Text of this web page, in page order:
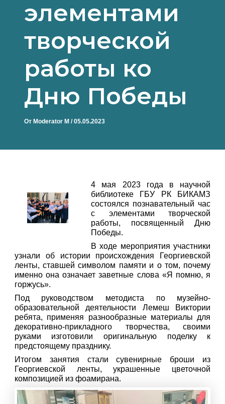
элементами
творческой
работы ко
Дню Победы
От Moderator M /05.05.2023
4 мая 2023 года в научной
библиотеке ГБУ РК БИКАМЗ
состоялся познавательный час
с элементами творческой
работы, посвященный Дню
Победы.
В ходе мероприятия участники
узнали об истории происхождения Георгиевской
ленты, ставшей символом памяти и о том, почему
именно она означает заветные слова «Я помню, я
горжусь».
Под руководством методиста по музейно-
образовательной деятельности Лемеш Виктории
ребята, применяя разнообразные материалы для
декоративно-прикладного творчества, своими
руками изготовили оригинальную поделку к
предстоящему празднику.
Итогом занятия стали сувенирные броши из
Георгиевской ленты, украшенные цветочной
композицией из фоамирана.